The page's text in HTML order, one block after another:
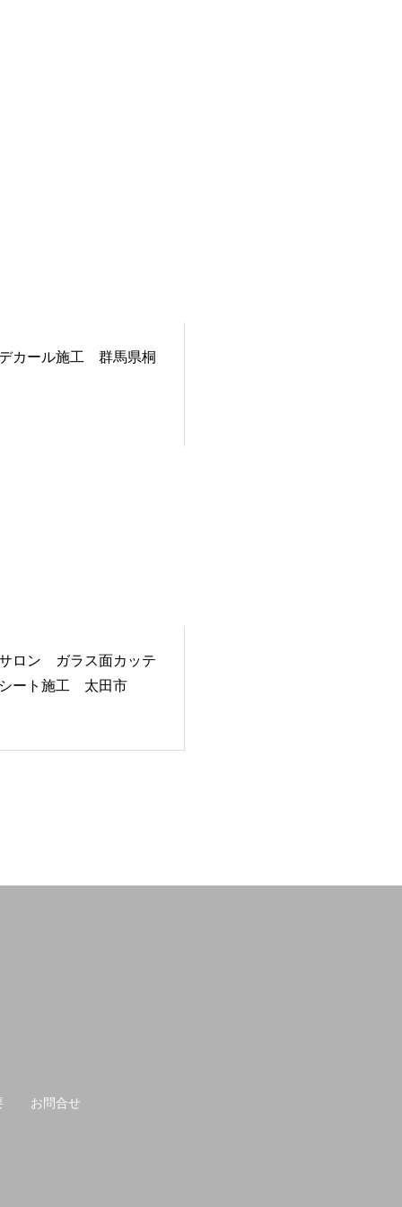
カール施工 群馬県桐
ロン ガラス面カッテ
ート施工 太田市
お問合せ